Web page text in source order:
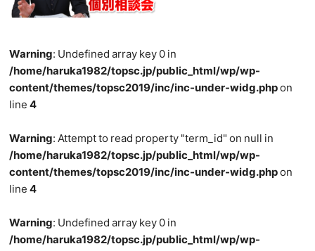
Warning: Undefined array key 0 in
/home/haruka1982/topsc.jp/public_html/wp/wp-
content/themes/topsc2019/inc/inc-under-widg.phpon
line4
Warning: Attempt to read property "term_id" on null in
/home/haruka1982/topsc.jp/public_html/wp/wp-
content/themes/topsc2019/inc/inc-under-widg.phpon
line4
Warning: Undefined array key 0 in
/home/haruka1982/topsc.jp/public_html/wp/wp-